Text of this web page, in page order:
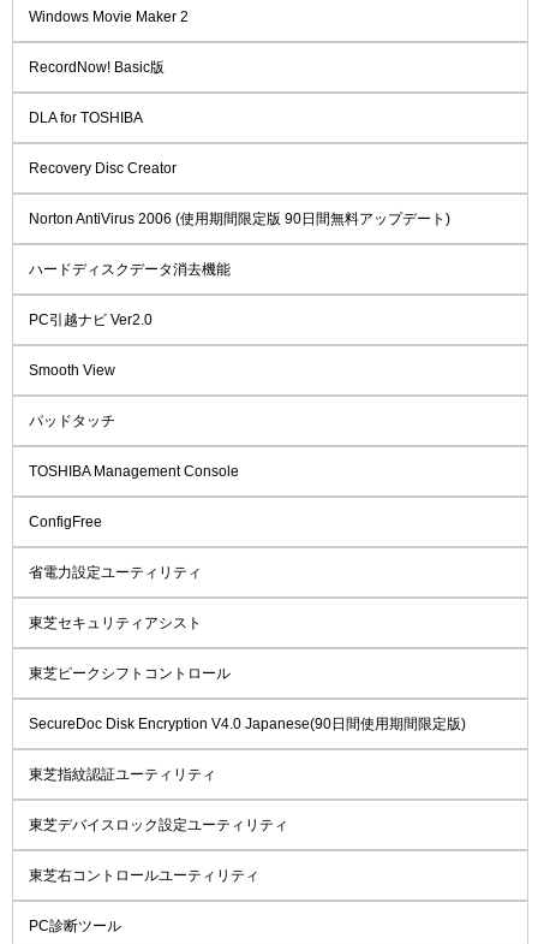
Windows Movie Maker 2
RecordNow! Basic版
DLA for TOSHIBA
Recovery Disc Creator
Norton AntiVirus 2006 (使用期間限定版 90日間無料アップデート)
ハードディスクデータ消去機能
PC引越ナビ Ver2.0
Smooth View
パッドタッチ
TOSHIBA Management Console
ConfigFree
省電力設定ユーティリティ
東芝セキュリティアシスト
東芝ピークシフトコントロール
SecureDoc Disk Encryption V4.0 Japanese(90日間使用期間限定版)
東芝指紋認証ユーティリティ
東芝デバイスロック設定ユーティリティ
東芝右コントロールユーティリティ
PC診断ツール